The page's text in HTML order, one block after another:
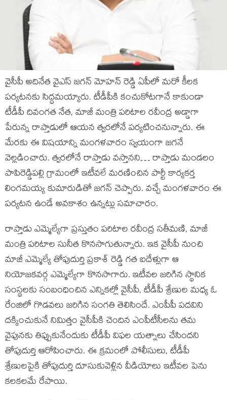
వైసీపీ అదినేత వైఎస్ జగన్ మోహన్ రెడ్డి ఏపీలో మరో కీలక
పర్యటనకు సిద్ధమయ్యారు. టీడీపీకి కంచుకోటగానే కాకుండా
టీడీపీ దివంగత నేత, మాజీ మంత్రి పరిటాల రవీంద్ర అడ్డాగా
పేరున్న రాప్తాడులో ఆయన త్వరలోనే పర్యటించనున్నారు. ఈ
మేరకు ఈ విషయాన్ని మంగళవారం స్వయంగా జగనే
వెల్లడించారు. త్వరలోనే రాప్తాడు వస్తానని… రాప్తాడు మండలం
పాపిరెడ్డిపల్లి గ్రామంలో ఇటీవలే మరణించిన పార్టీ కార్యకర్త
లింగమయ్య కుమారుడితో జగన్ చెప్పారు. వచ్చే మంగళవారం ఈ
పర్యటన ఉండే అవకాశం ఉన్నట్లు సమాచారం.
రాప్తాడు ఎమ్మెల్యేగా ప్రస్తుతం పరిటాల రవీంద్ర సతీమణి, మాజీ
మంత్రి పరిటాల సునీత కొనసాగుతున్నారు. ఇక వైసీపీ నుంచి
మాజీ ఎమ్మెల్యే తోపుదుర్తి ప్రకాశ్ రెడ్డి గత ఐదేళ్లుగా ఆ
నియోజకవర్గ ఎమ్మెల్యేగా కొనసాగారు. ఇటీవల జరిగిన స్థానిక
సంస్థలకు సంబంధించిన ఎన్నికల్లో వైసీపీ, టీడీపీ శ్రేణుల మధ్య ఓ
రేంజిలో గొడవలు జరిగిన సంగతి తెలిసిందే. ఎంపీపీ పదవిని
దక్కించుకునే నిమిత్తం వైసీపీకి చెందిన ఎంపీటీసీలను తమ
వైపునకు తిప్పుకునేందుకు టీడీపీ విఫల యత్నాలు చేసిందని
తోపుదుర్తి ఆరోపించారు. ఈ క్రమంలో పోలీసులు, టీడీపీ
శ్రేణులపైకి తోపుదుర్తి దూసుకువెళ్లిన వీడియోలు ఇటీవల పెను
కలకలమే రేపాయి.